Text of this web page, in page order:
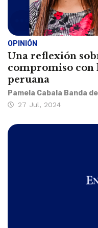
OPINIÓN
Una reflexión
compromiso con
peruana
Pamela Cabala Banda
27 Jul, 2024